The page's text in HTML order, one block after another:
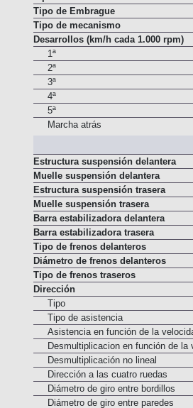
Tipo de mando
Tipo de Embrague
Tipo de mecanismo
Desarrollos (km/h cada 1.000 rpm)
1ª
2ª
3ª
4ª
5ª
Estructura suspensión delantera
Muelle suspensión delantera
Estructura suspensión trasera
Muelle suspensión trasera
Barra estabilizadora delantera
Barra estabilizadora trasera
Tipo de frenos delanteros
Diámetro de frenos delanteros
Tipo de frenos traseros
Dirección
Tipo
Tipo de asistencia
Asistencia en función de la
Desmultiplicacion en función de la
Desmultiplicación no lineal
Dirección a las cuatro ruedas
Diámetro de giro entre bordillos